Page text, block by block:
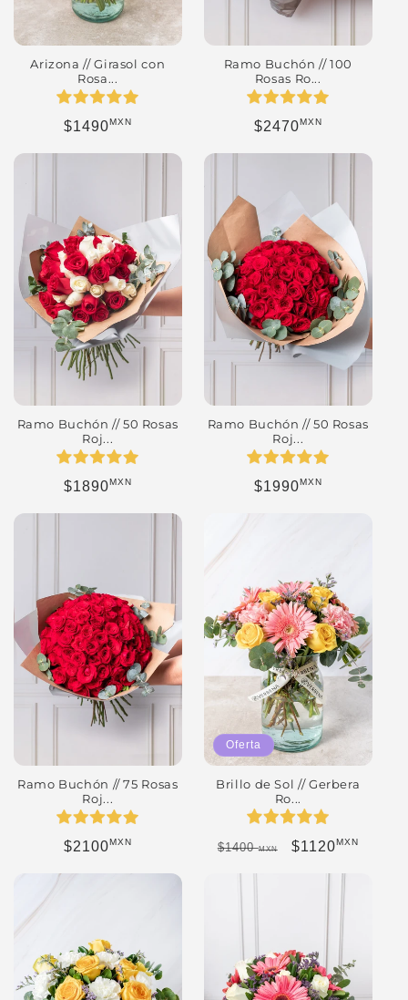
Arizona // Girasol con
Rosa...
Precio habitual
$1490MXN
Ramo Buchón // 100
Rosas Ro...
Precio habitual
$2470MXN
Ramo Buchón // 50 Rosas
Roj...
Precio habitual
$1890MXN
Ramo Buchón // 50 Rosas
Roj...
Precio habitual
$1990MXN
Ramo Buchón // 75 Rosas
Roj...
Precio habitual
$2100MXN
Oferta
Brillo de Sol // Gerbera
Ro...
Precio habitual
$1400MXN Precio de oferta
$1120MXN